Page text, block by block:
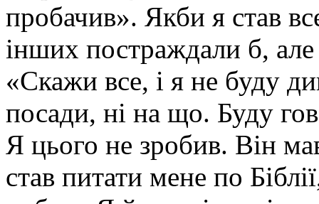
пробачив». Якби я став
інших постраждали б, але
«Скажи все, і я не буду
посади, ні на що. Буду
Я цього не зробив. Він
став питати мене по